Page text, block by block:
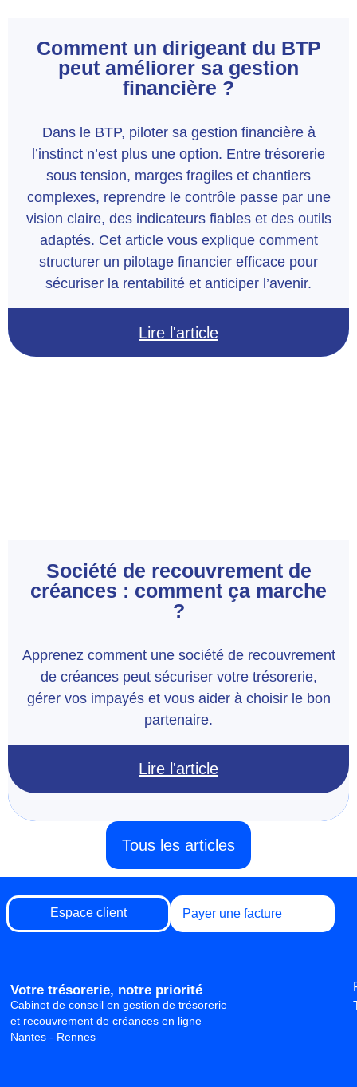
Comment un dirigeant du BTP
peut améliorer sa gestion
financière ?
Dans le BTP, piloter sa gestion financière à
l’instinct n’est plus une option. Entre trésorerie
sous tension, marges fragiles et chantiers
complexes, reprendre le contrôle passe par une
vision claire, des indicateurs fiables et des outils
adaptés. Cet article vous explique comment
structurer un pilotage financier efficace pour
sécuriser la rentabilité et anticiper l’avenir.
Lire l'article
Société de recouvrement de
créances : comment ça marche
?
Apprenez comment une société de recouvrement
de créances peut sécuriser votre trésorerie,
gérer vos impayés et vous aider à choisir le bon
partenaire.
Lire l'article
Tous les articles
Espace client Payer une facture
Votre trésorerie, notre priorité
Cabinet de conseil en gestion de trésorerie
et recouvrement de créances en ligne
Nantes - Rennes